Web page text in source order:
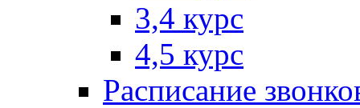
3,4 курс
4,5 курс
Расписание